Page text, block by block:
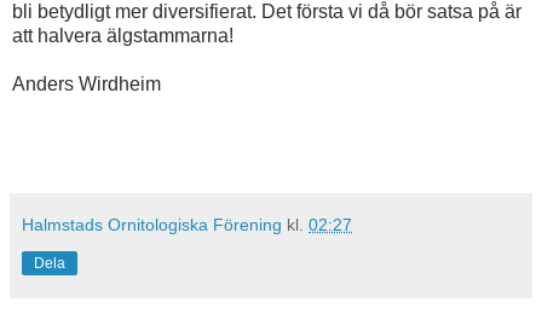
bli betydligt mer diversifierat. Det första vi då bör satsa på är
att halvera älgstammarna!
Anders Wirdheim
Halmstads Ornitologiska Förening kl. 02:27
Dela